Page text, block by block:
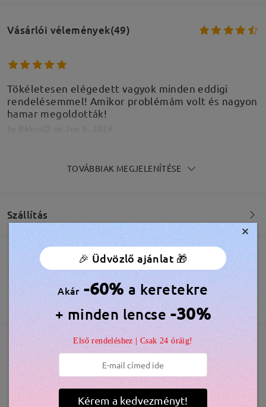
Vásárlói vélemények(49)
Tökéletesen elégedett vagyok minden eddigi
rendelésemmel! Amikor problémám volt és nagyon
hamar megoldották!
Olvassa el az összes
TOVÁBBIAK MEGJELENÍTÉSE
Szállítás
Megrendelés leadva
feldolgozási idő
5-7 munkanap részletek
Elküldve
szállítási idő
5-7 munkanap
részletek
Ingyenes Karcálló Lencsebevonat Tartozék
60 Napos Visszatérítés és Csere
365 Napos Garancia
Bővebben
Hasonló keretek
×
🎉 Üdvözlő ajánlat 🎁
Akár -60% a keretekre
+ minden lencse -30%
Első rendeléshez | Csak 24 óráig!
Kérem a kedvezményt!